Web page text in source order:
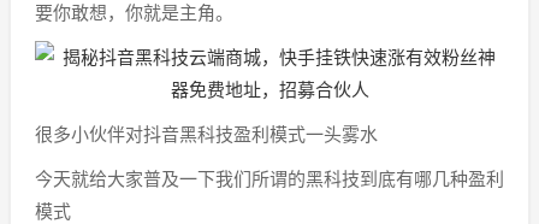
要你敢想，你就是主角。
很多小伙伴对抖音黑科技盈利模式一头雾水
今天就给大家普及一下我们所谓的黑科技到底有哪几种盈利
模式